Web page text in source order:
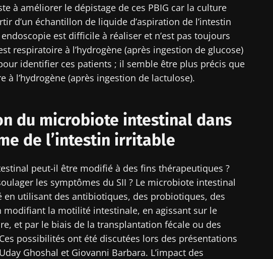
à améliorer le dépistage de ces PBIG car la culture
d’un échantillon de liquide d’aspiration de l’intestin
est difficile à réaliser et n’est pas toujours
respiratoire à l’hydrogène (après ingestion de glucose)
identifier ces patients ; il semble être plus précis que
à l’hydrogène (après ingestion de lactulose).
du microbiote intestinal dans
de l’intestin irritable
peut-il être modifié à des fins thérapeutiques ?
les symptômes du SII ? Le microbiote intestinal
en utilisant des antibiotiques, des probiotiques, des
modifiant la motilité intestinale, en agissant sur le
et par le biais de la transplantation fécale ou des
possibilités ont été discutées lors des présentations
Ghoshal et Giovanni Barbara. L’impact des
Redirection
êtes sur le point d'être redirigé et de quitter notre site web
Être redirigé
Rester sur le site Web du Biocodex Microbiota Institute
la communauté Microbiota des professionnels de santé et
et recevez le "Microbiota Digest" et le "HCP Magazine"
Je souhaite m'inscrire afin de recevoir d'autres actualités de Biocodex
J’ai lu et accepte les
CGUet la politique de protection des données
Microbiota Institute
la communauté Microbiota des professionnels de santé et
et recevez le "Microbiota Digest" et le "HCP Magazine"
des dernières actualités sur le microbiote.
J’ai lu et accepte lesCGUet lapolitique de protection des données
Microbiota Institute
35
Découvrir